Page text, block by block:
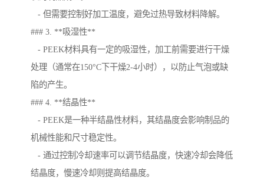
- 但需要控制好加工温度，避免过热导致材料降解。
### 3. **吸湿性**
- PEEK材料具有一定的吸湿性，加工前需要进行干燥
处理（通常在150°C下干燥2-4小时），以防止气泡或缺
陷的产生。
### 4. **结晶性**
- PEEK是一种半结晶性材料，其结晶度会影响制品的
机械性能和尺寸稳定性。
- 通过控制冷却速率可以调节结晶度，快速冷却会降低
结晶度，慢速冷却则提高结晶度。